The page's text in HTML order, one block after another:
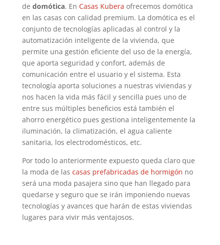
de domótica. En Casas Kubera ofrecemos domótica
en las casas con calidad premium. La domótica es el
conjunto de tecnologías aplicadas al control y la
automatización inteligente de la vivienda, que
permite una gestión eficiente del uso de la energía,
que aporta seguridad y confort, además de
comunicación entre el usuario y el sistema. Esta
tecnología aporta soluciones a nuestras viviendas y
nos hacen la vida más fácil y sencilla pues uno de
entre sus múltiples beneficios está también el
ahorro energético pues gestiona inteligentemente la
iluminación, la climatización, el agua caliente
sanitaria, los electrodomésticos, etc.
Por todo lo anteriormente expuesto queda claro que
la moda de las casas prefabricadas de hormigón no
será una moda pasajera sino que han llegado para
quedarse y seguro que se irán imponiendo nuevas
tecnologías y avances que harán de estas viviendas
lugares para vivir más ventajosos.